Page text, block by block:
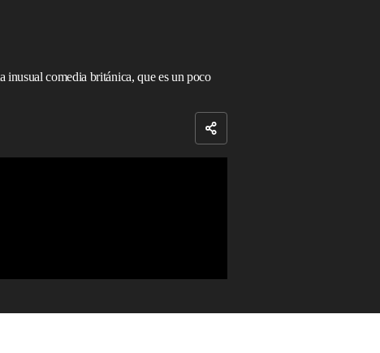
inusual comedia británica, que es un poco